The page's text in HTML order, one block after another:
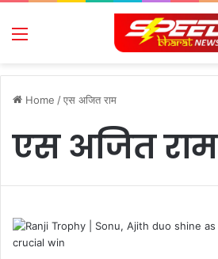
Menu
Home /एस अजित राम
एस अजित राम